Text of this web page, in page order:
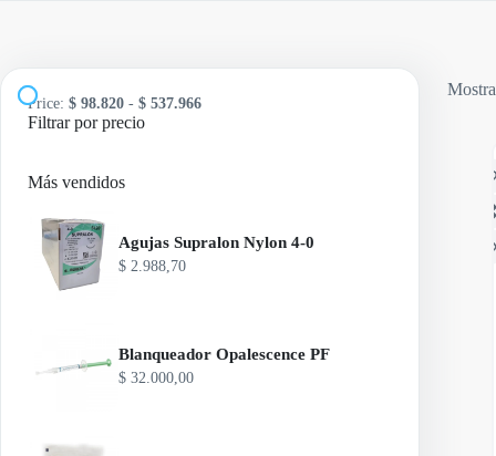
Price: $ 98.820 - $ 537.966
Filtrar por precio
Más vendidos
Agujas Supralon Nylon 4-0
$ 2.988,70
Blanqueador Opalescence PF
$ 32.000,00